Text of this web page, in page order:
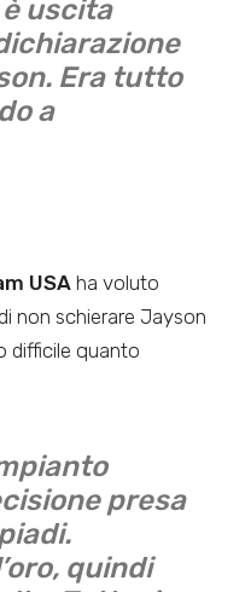
uscita
Era tutto
a
USA ha voluto
non schierare Jayson
difficile quanto
presa
quindi